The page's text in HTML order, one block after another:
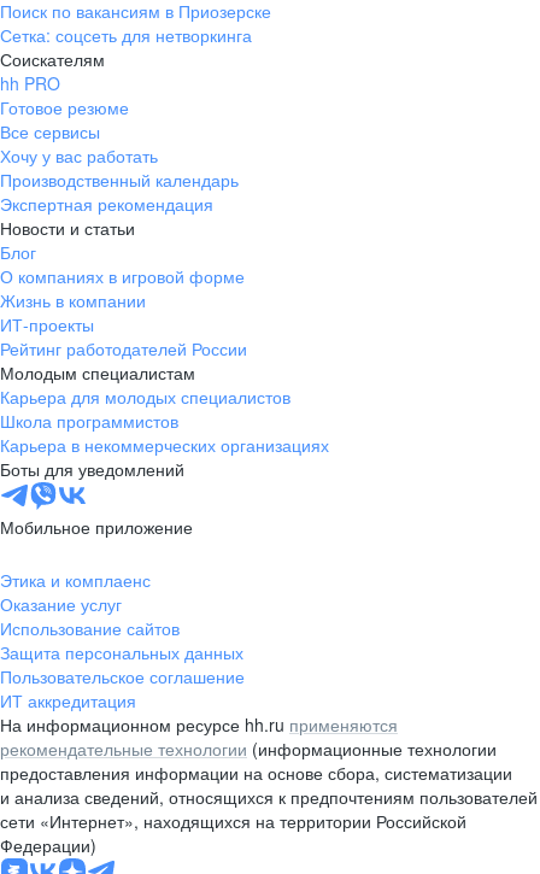
Поиск по вакансиям в Приозерске
Сетка: соцсеть для нетворкинга
Соискателям
hh PRO
Готовое резюме
Все сервисы
Хочу у вас работать
Производственный календарь
Экспертная рекомендация
Новости и статьи
Блог
О компаниях в игровой форме
Жизнь в компании
ИТ-проекты
Рейтинг работодателей России
Молодым специалистам
Карьера для молодых специалистов
Школа программистов
Карьера в некоммерческих организациях
Боты для уведомлений
Мобильное приложение
Этика и комплаенс
Оказание услуг
Использование сайтов
Защита персональных данных
Пользовательское соглашение
ИТ аккредитация
На информационном ресурсе hh.ru применяются
рекомендательные технологии (информационные технологии
предоставления информации на основе сбора, систематизации
и анализа сведений, относящихся к предпочтениям пользователей
сети «Интернет», находящихся на территории Российской
Федерации)